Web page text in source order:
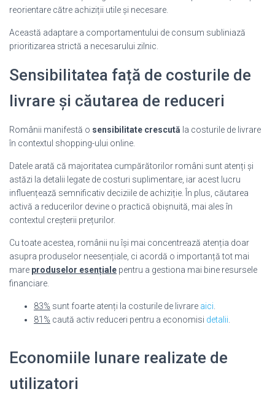
reorientare către achiziții utile și necesare.
Această adaptare a comportamentului de consum subliniază
prioritizarea strictă a necesarului zilnic.
Sensibilitatea față de costurile de
livrare și căutarea de reduceri
Românii manifestă o sensibilitate crescută la costurile de livrare
în contextul shopping-ului online.
Datele arată că majoritatea cumpărătorilor români sunt atenți și
astăzi la detalii legate de costuri suplimentare, iar acest lucru
influențează semnificativ deciziile de achiziție. În plus, căutarea
activă a reducerilor devine o practică obișnuită, mai ales în
contextul creșterii prețurilor.
Cu toate acestea, românii nu își mai concentrează atenția doar
asupra produselor neesențiale, ci acordă o importanță tot mai
mare produselor esențiale pentru a gestiona mai bine resursele
financiare.
83% sunt foarte atenți la costurile de livrare aici
81% caută activ reduceri pentru a economisi detalii
Economiile lunare realizate de
utilizatori